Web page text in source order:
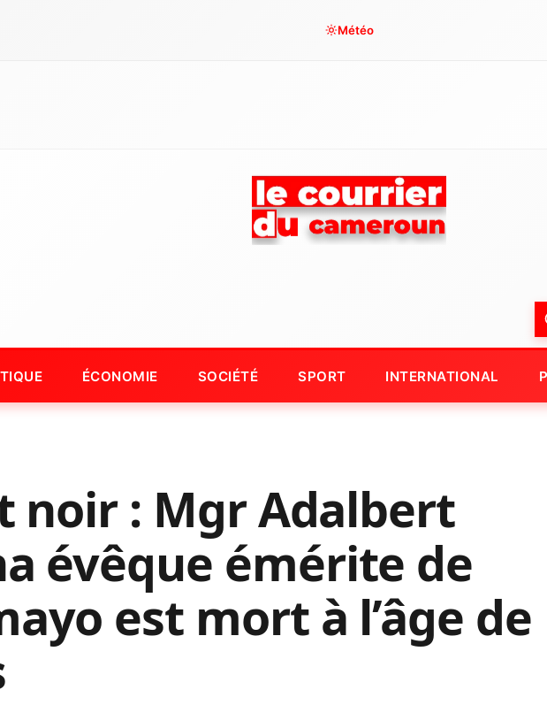
Météo
ÉCONOMIE SOCIÉTÉ SPORT INTERNATIONAL
noir : Mgr Adalbert
évêque émérite de
est mort à l’âge de